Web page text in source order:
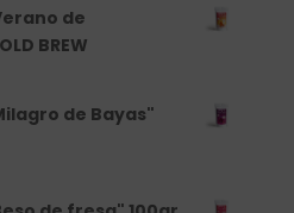
de
BREW
de Bayas"